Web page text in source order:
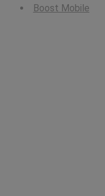
Boost Mobile